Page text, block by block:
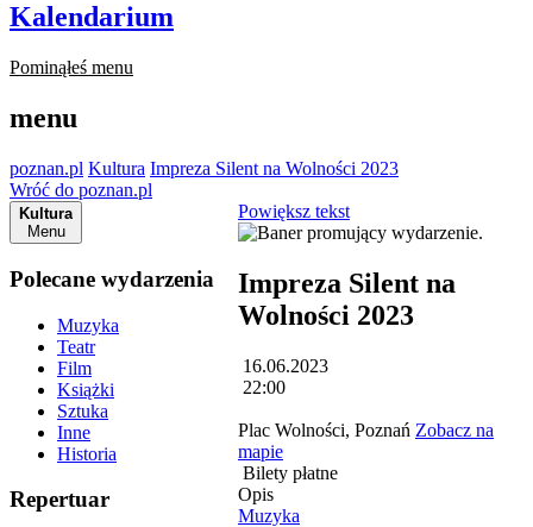
Kalendarium
Pominąłeś menu
menu
poznan.pl Kultura Impreza Silent na Wolności 2023
Wróć do poznan.pl
Kultura
Menu
Polecane wydarzenia
Muzyka
Teatr
Film
Książki
Sztuka
Inne
Historia
Repertuar
Powiększ tekst
Impreza Silent na
Wolności 2023
16.06.2023
22:00
Plac Wolności, Poznań Zobacz na
mapie
Bilety płatne
Opis
Muzyka